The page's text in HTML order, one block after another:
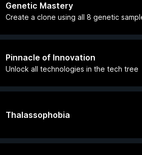
Genetic Mastery
Create a clone using all 8 genetic
Pinnacle of Innovation
Unlock all technologies in the tech tree
Thalassophobia